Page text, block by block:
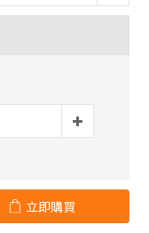
立即購買